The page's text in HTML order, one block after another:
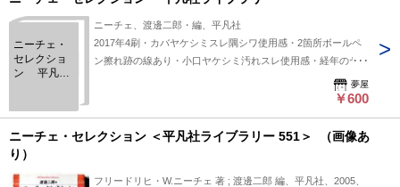
ニーチェ・
セレクショ
ン 平凡社
ニーチェ、渡邊二郎・編、平凡社
2017年4刷・カバヤケシミスレ隅シワ使用感・2箇所ボールペ
ン擦れ跡の線あり・小口ヤケシミ汚れスレ使用感・経年のヤケ
夢屋
￥600
ニーチェ・セレクション ＜平凡社ライブラリー 551＞ （画像あ
り）
フリードリヒ・W.ニーチェ 著 ; 渡邊二郎 編、平凡社、2005、